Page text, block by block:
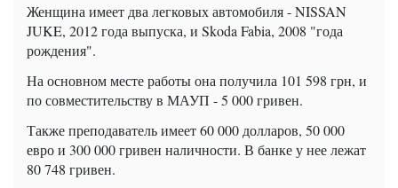
Женщина имеет два легковых автомобиля - NISSAN
JUKE, 2012 года выпуска, и Skoda Fabia, 2008 "года
рождения".
На основном месте работы она получила 101 598 грн, и
по совместительству в МАУП - 5 000 гривен.
Также преподаватель имеет 60 000 долларов, 50 000
евро и 300 000 гривен наличности. В банке у нее лежат
80 748 гривен.